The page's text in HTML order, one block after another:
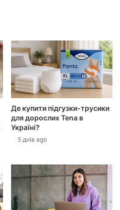
Де купити підгузки-трусики
для дорослих Tena в
Україні?
5 днів ago